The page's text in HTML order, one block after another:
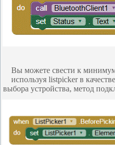
Вы можете свести к
используя listpicker в
выбора устройства, метод